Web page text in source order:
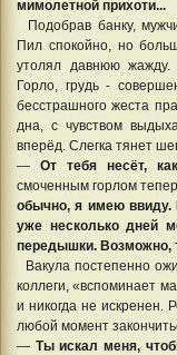
мимолетной прихоти...
Подобрав банку,
Пил спокойно, но
утолял давнюю жажду.
Горло, грудь -
бесстрашного жеста
дна, с чувством
вперёд. Слегка тянет
— От тебя несёт,
смоченным горлом
обычно, я имею ввиду.
уже несколько дней
передышки. Возможно,
Вакула постепенно
коллеги, «вспоминает
и никогда не искренен.
любой момент
— Ты искал меня,